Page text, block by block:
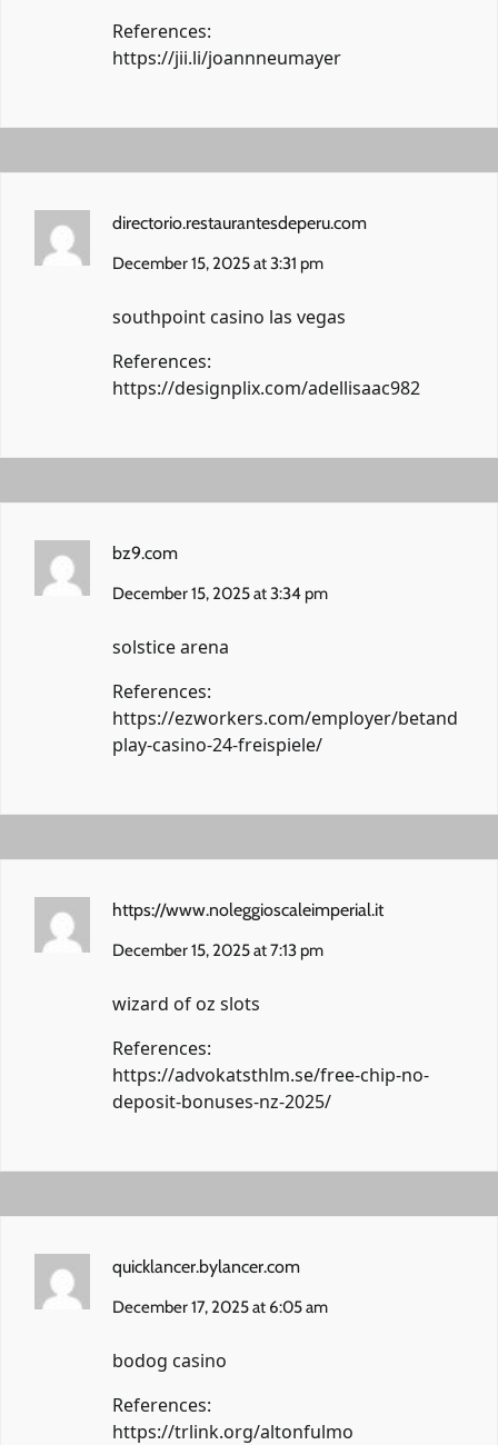
References:
https://jii.li/joannneumayer
directorio.restaurantesdeperu.com
December 15, 2025 at 3:31 pm
southpoint casino las vegas
References:
https://designplix.com/adellisaac982
bz9.com
December 15, 2025 at 3:34 pm
solstice arena
References:
https://ezworkers.com/employer/betand
play-casino-24-freispiele/
https://www.noleggioscaleimperial.it
December 15, 2025 at 7:13 pm
wizard of oz slots
References:
https://advokatsthlm.se/free-chip-no-
deposit-bonuses-nz-2025/
quicklancer.bylancer.com
December 17, 2025 at 6:05 am
bodog casino
References:
https://trlink.org/altonfulmo